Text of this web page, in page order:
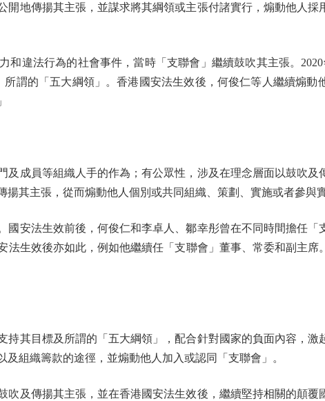
地傳揚其主張，並謀求將其綱領或主張付諸實行，煽動他人採
違法行為的社會事件，當時「支聯會」繼續鼓吹其主張。
謂的「五大綱領」。香港國安法生效後，何俊仁等人繼續煽動
員等組織人手的作為；有公眾性，涉及在理念層面以鼓吹及
其主張，從而煽動他人個別或共同組織、策劃、實施或者參與
安法生效前後，何俊仁和李卓人、鄒幸彤曾在不同時間擔任「
生效後亦如此，例如他繼續任「支聯會」董事、常委和副主席
其目標及所謂的「五大綱領」，配合針對國家的負面內容，激
組織籌款的途徑，並煽動他人加入或認同「支聯會」。
及傳揚其主張，並在香港國安法生效後，繼續堅持相關的顛覆